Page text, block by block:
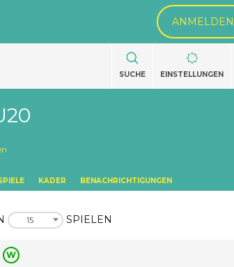
ANMELDEN
SUCHE EINSTELLUNGEN
KADER BENACHRICHTIGUNGEN
15 SPIELEN
W